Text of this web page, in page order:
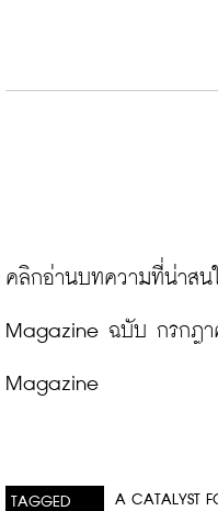
คลิกอ่านบทความที่น่าสน
Magazine ฉบับ กรกฎ
TAGGED
A CATALYST